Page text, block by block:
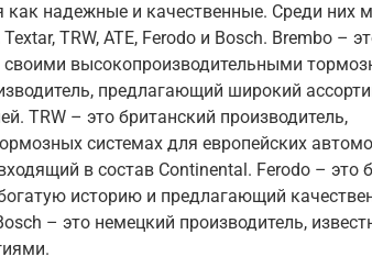
как надежные и качественные. Среди них
TRW, ATE, Ferodo и Bosch. Brembo –
своими высокопроизводительными
предлагающий широкий
TRW – это британский производитель,
системах для европейских
в состав Continental. Ferodo – это
историю и предлагающий
– это немецкий производитель,